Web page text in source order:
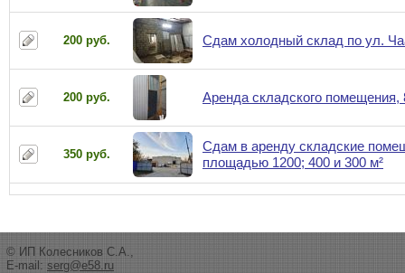
200 руб. Сдам холодный склад по ул.
200 руб. Аренда складского помещения,
350 руб.
Сдам в аренду складские
площадью 1200; 400 и 300 м²
© ИП Колесников С.А.,
E-mail: serg@e58.ru